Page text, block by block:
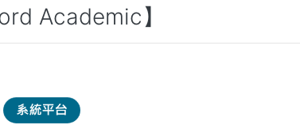
Academic】